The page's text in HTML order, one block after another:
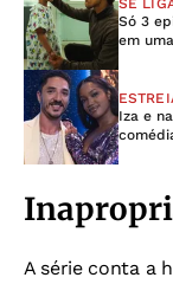
SE
Só 3
em
Iza e
A série conta a